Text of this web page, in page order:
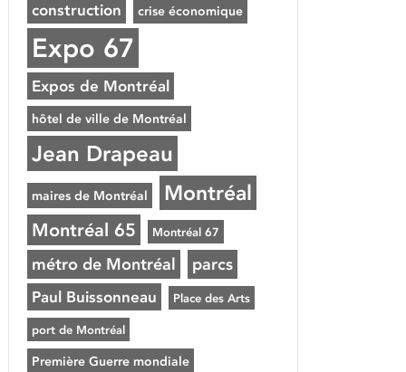
construction crise économique
Expo 67
Expos de Montréal
hôtel de ville de Montréal
Jean Drapeau
maires de Montréal Montréal
Montréal 65 Montréal 67
métro de Montréal parcs
Paul Buissonneau Place des Arts
port de Montréal
Première Guerre mondiale